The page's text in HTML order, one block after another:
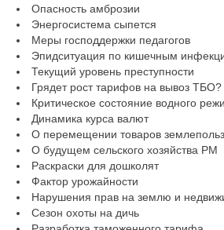
Опасность амброзии
Энергосистема сыпется
Меры господдержки педагогов
Эпидситуация по кишечным
Текущий уровень преступности
Грядет рост тарифов на вывоз ТБО?
Критическое состояние водного
Динамика курса валют
О перемещении товаров
О будущем сельского хозяйства РМ
Раскраски для дошколят
Фактор урожайности
Нарушения прав на землю и
Сезон охоты на дичь